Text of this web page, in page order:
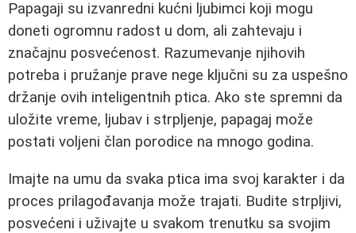
Papagaji su izvanredni kućni ljubimci koji mogu
doneti ogromnu radost u dom, ali zahtevaju i
značajnu posvećenost. Razumevanje njihovih
potreba i pružanje prave nege ključni su za uspešno
držanje ovih inteligentnih ptica. Ako ste spremni da
uložite vreme, ljubav i strpljenje, papagaj može
postati voljeni član porodice na mnogo godina.
Imajte na umu da svaka ptica ima svoj karakter i da
proces prilagođavanja može trajati. Budite strpljivi,
posvećeni i uživajte u svakom trenutku sa svojim